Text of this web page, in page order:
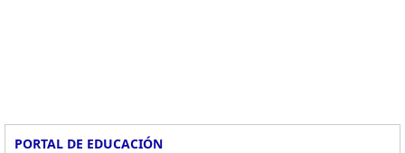
PORTAL DE EDUCACIÓN